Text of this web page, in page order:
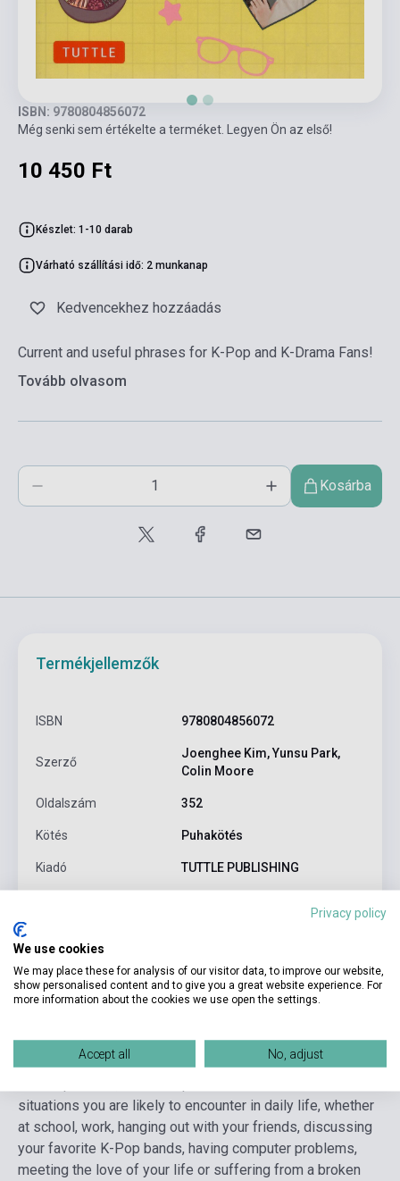
ISBN: 9780804856072
Még senki sem értékelte a terméket. Legyen Ön az első!
10 450 Ft
Készlet: 1-10 darab
Várható szállítási idő: 2 munkanap
Kedvencekhez hozzáadás
Current and useful phrases for K-Pop and K-Drama Fans!
Tovább olvasom
Kosárba
Termékjellemzők
ISBN 9780804856072
Szerző
Joenghee Kim, Yunsu Park,
Colin Moore
Oldalszám 352
Kötés Puhakötés
Kiadó TUTTLE PUBLISHING
Nyelv Koreai
situations you are likely to encounter in daily life, whether
at school, work, hanging out with your friends, discussing
your favorite K-Pop bands, having computer problems,
meeting the love of your life or suffering from a broken
Privacy policy
We use cookies
We may place these for analysis of our visitor data, to improve our website,
show personalised content and to give you a great website experience. For
more information about the cookies we use open the settings.
Accept all No, adjust